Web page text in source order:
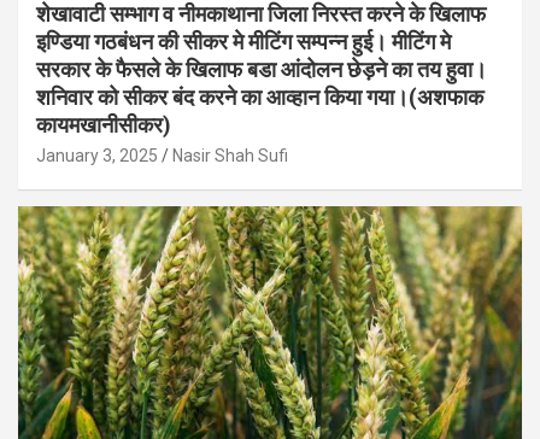
शेखावाटी सम्भाग व नीमकाथाना जिला निरस्त करने के खिलाफ
इण्डिया गठबंधन की सीकर मे मीटिंग सम्पन्न हुई। मीटिंग मे
सरकार के फैसले के खिलाफ बडा आंदोलन छेड़ने का तय हुवा।
शनिवार को सीकर बंद करने का आव्हान किया गया।(अशफाक
कायमखानीसीकर)
January 3, 2025 Nasir Shah Sufi